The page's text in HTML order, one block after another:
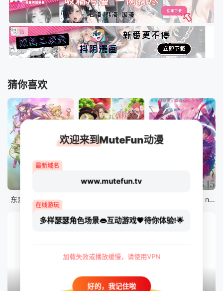
猜你喜欢
东京猫猫 NEW～♡
12集全
剧场版 Fate/stay night [Heaven&#039;s Feel] III.spring song
欢迎来到MuteFun动漫
最新域名
www.mutefun.tv
在线游玩
多样瑟瑟角色场景👄互动游戏💗待你体验!🌟
加载失败或播放缓慢，请使用VPN
好的，我记住啦